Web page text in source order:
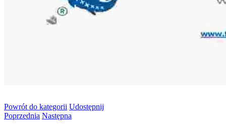
Powrót do kategorii Udostępnij
Poprzednia Następna